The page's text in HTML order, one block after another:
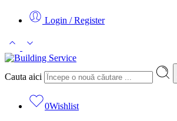
Login / Register
Cauta aici
0Wishlist